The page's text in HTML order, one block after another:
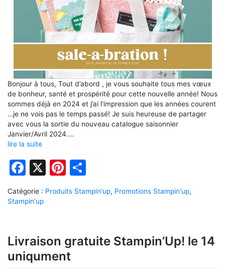
Bonjour à tous, Tout d’abord , je vous souhaite tous mes vœux
de bonheur, santé et prospérité pour cette nouvelle année! Nous
sommes déjà en 2024 et j’ai l’impression que les années courent
…je ne vois pas le temps passé! Je suis heureuse de partager
avec vous la sortie du nouveau catalogue saisonnier
Janvier/Avril 2024.…
lire la suite
Facebook
X Pinterest
Catégorie : Produits Stampin'up, Promotions Stampin'up,
Stampin'up
Livraison gratuite Stampin’Up! le 14
uniqument